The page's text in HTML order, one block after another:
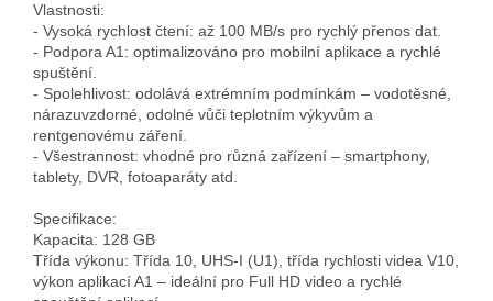
Vlastnosti:
- Vysoká rychlost čtení: až 100 MB/s pro rychlý přenos dat.
- Podpora A1: optimalizováno pro mobilní aplikace a rychlé
spuštění.
- Spolehlivost: odolává extrémním podmínkám – vodotěsné,
nárazuvzdorné, odolné vůči teplotním výkyvům a
rentgenovému záření.
- Všestrannost: vhodné pro různá zařízení – smartphony,
tablety, DVR, fotoaparáty atd.
Specifikace:
Kapacita: 128 GB
Třída výkonu: Třída 10, UHS-I (U1), třída rychlosti videa V10,
výkon aplikací A1 – ideální pro Full HD video a rychlé